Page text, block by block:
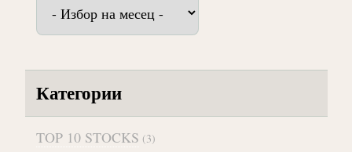
Категории
TOP 10 STOCKS (3)